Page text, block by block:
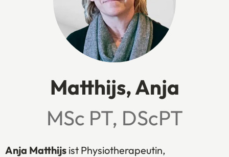
Matthijs, Anja
MSc PT, DScPT
Anja Matthijs ist Physiotherapeutin,